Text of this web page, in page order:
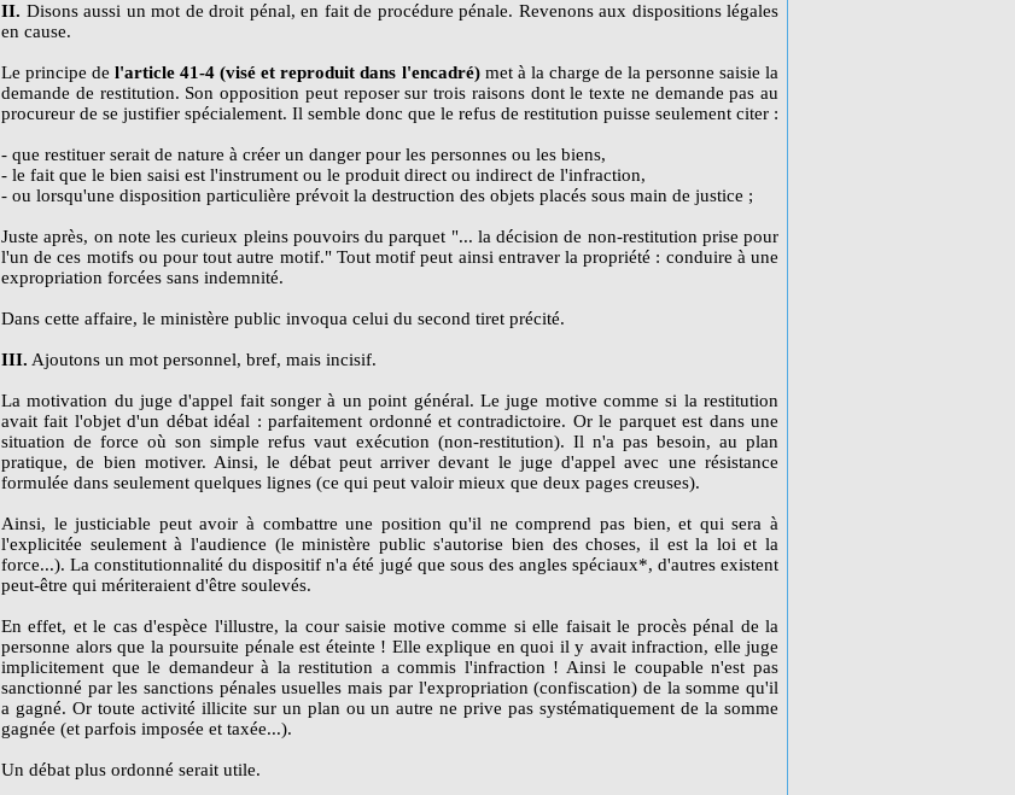
II. Disons aussi un mot de droit pénal, en fait de procédure pénale. Revenons aux dispositions légales
en cause.
Le principe del'article 41-4 (visé et reproduit dans l'encadré)met à la charge de la personne saisie la
demande de restitution. Son opposition peut reposer sur trois raisons dont le texte ne demande pas au
procureur de se justifier spécialement. Il semble donc que le refus de restitution puisse seulement citer :
- que restituer serait de nature à créer un danger pour les personnes ou les biens,
- le fait que le bien saisi est l'instrument ou le produit direct ou indirect de l'infraction,
- ou lorsqu'une disposition particulière prévoit la destruction des objets placés sous main de justice ;
Juste après, on note les curieux pleins pouvoirs du parquet "... la décision de non-restitution prise pour
l'un de ces motifs ou pour tout autre motif." Tout motif peut ainsi entraver la propriété : conduire à une
expropriation forcées sans indemnité.
Dans cette affaire, le ministère public invoqua celui du second tiret précité.
III. Ajoutons un mot personnel, bref, mais incisif.
La motivation du juge d'appel fait songer à un point général. Le juge motive comme si la restitution
avait fait l'objet d'un débat idéal : parfaitement ordonné et contradictoire. Or le parquet est dans une
situation de force où son simple refus vaut exécution (non-restitution). Il n'a pas besoin, au plan
pratique, de bien motiver. Ainsi, le débat peut arriver devant le juge d'appel avec une résistance
formulée dans seulement quelques lignes (ce qui peut valoir mieux que deux pages creuses).
Ainsi, le justiciable peut avoir à combattre une position qu'il ne comprend pas bien, et qui sera à
l'explicitée seulement à l'audience (le ministère public s'autorise bien des choses, il est la loi et la
force...). La constitutionnalité du dispositif n'a été jugé que sous des angles spéciaux*, d'autres existent
peut-être qui mériteraient d'être soulevés.
En effet, et le cas d'espèce l'illustre, la cour saisie motive comme si elle faisait le procès pénal de la
personne alors que la poursuite pénale est éteinte ! Elle explique en quoi il y avait infraction, elle juge
implicitement que le demandeur à la restitution a commis l'infraction ! Ainsi le coupable n'est pas
sanctionné par les sanctions pénales usuelles mais par l'expropriation (confiscation) de la somme qu'il
a gagné. Or toute activité illicite sur un plan ou un autre ne prive pas systématiquement de la somme
gagnée (et parfois imposée et taxée...).
Un débat plus ordonné serait utile.